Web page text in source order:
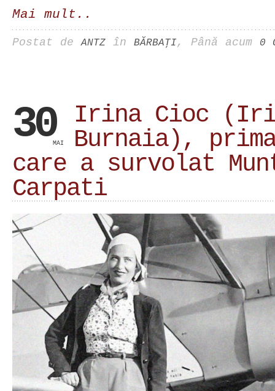
Mai mult..
Postat deANTZ în BĂRBAŢI, Până acum 0
30MAI
Irina Cioc
Burnaia),
care a survolat
Carpati